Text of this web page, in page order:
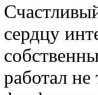
сердцу
работал